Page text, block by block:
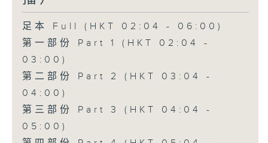
足本 Full (HKT 02:04 - 06:00)
第一部份 Part 1 (HKT 02:04 -
03:00)
第二部份 Part 2 (HKT 03:04 -
04:00)
第三部份 Part 3 (HKT 04:04 -
05:00)